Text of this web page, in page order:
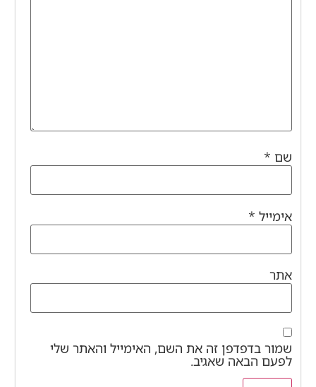
שם *
אימייל *
אתר
שמור בדפדפן זה את השם, האימייל והאתר שלי
לפעם הבאה שאגיב.